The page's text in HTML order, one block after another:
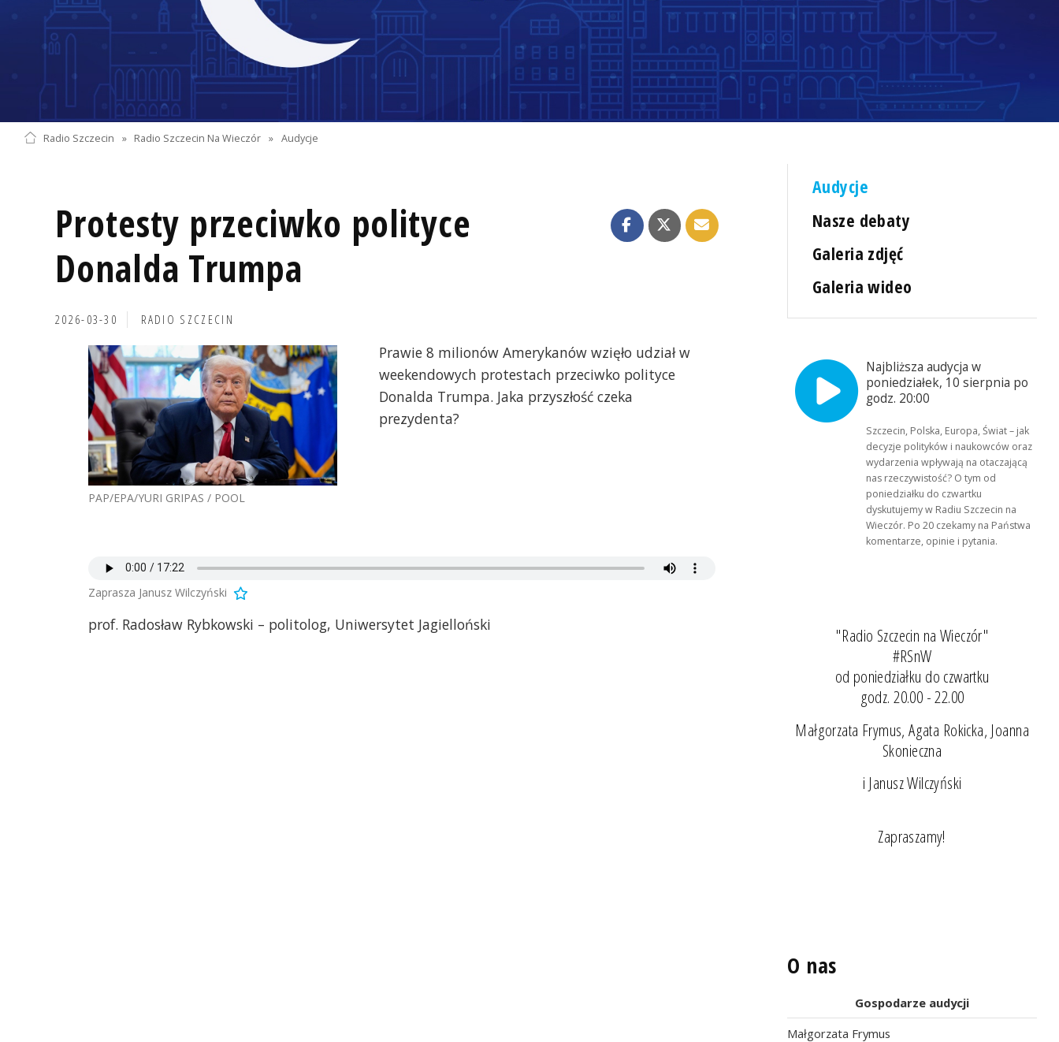
Radio Szczecin » Radio Szczecin Na Wieczór » Audycje
Protesty przeciwko polityce
Donalda Trumpa
2026-03-30 RADIO SZCZECIN
PAP/EPA/YURI GRIPAS / POOL
Prawie 8 milionów Amerykanów wzięło udział w
weekendowych protestach przeciwko polityce
Donalda Trumpa. Jaka przyszłość czeka
prezydenta?
Zaprasza Janusz Wilczyński
prof. Radosław Rybkowski – politolog, Uniwersytet Jagielloński
Audycje
Nasze debaty
Galeria zdjęć
Galeria wideo
Najbliższa audycja w
poniedziałek, 10 sierpnia po
godz. 20:00
Szczecin, Polska, Europa, Świat – jak
decyzje polityków i naukowców oraz
wydarzenia wpływają na otaczającą
nas rzeczywistość? O tym od
poniedziałku do czwartku
dyskutujemy w Radiu Szczecin na
Wieczór. Po 20 czekamy na Państwa
komentarze, opinie i pytania.
"Radio Szczecin na Wieczór"
#RSnW
od poniedziałku do czwartku
godz. 20.00 - 22.00
Małgorzata Frymus, Agata Rokicka, Joanna
Skonieczna
i Janusz Wilczyński
Zapraszamy!
O nas
Gospodarze audycji
Małgorzata Frymus